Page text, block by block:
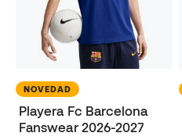
NOVEDAD
Playera Fc Barcelona
Fanswear 2026-2027